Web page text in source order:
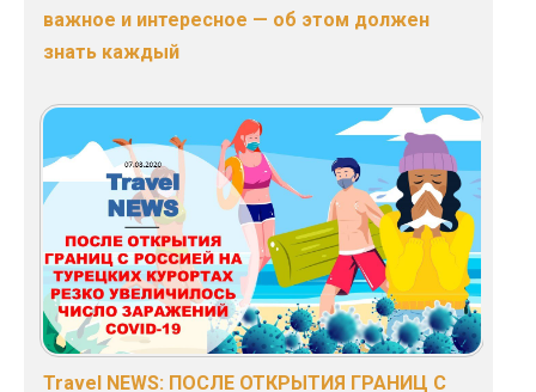
важное и интересное — об этом должен
знать каждый
Travel NEWS: ПОСЛЕ ОТКРЫТИЯ ГРАНИЦ С